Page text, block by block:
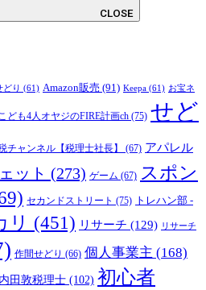
CLOSE
どり (61) Amazon販売 (91) Keepa (61) お宝ネ
こども4人オヤジのFIRE計画ch (75) せど
チャンネル【税理士社長】 (67) アパレル
ット (273) ゲーム (67) スポン
セカンドストリート (75) トレハン部 -
リ (451) リサーチ (129) リサーチ
作間せどり (66) 個人事業主 (168)
田敦税理士 (102) 初心者